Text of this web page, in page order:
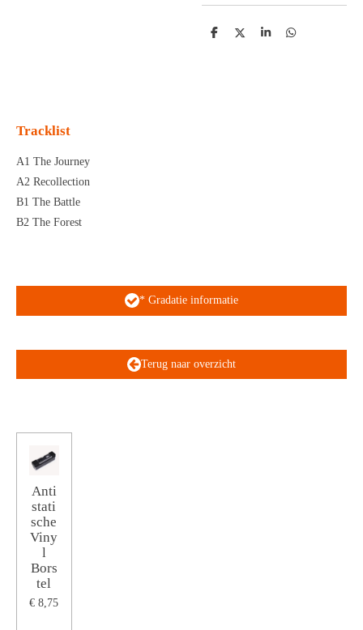
D
D
S
D
Tracklist
A1 The Journey
A2 Recollection
B1 The Battle
B2 The Forest
* Gradatie informatie
Terug naar overzicht
Anti
stati
sche
Viny
l
Bors
tel
€ 8,75